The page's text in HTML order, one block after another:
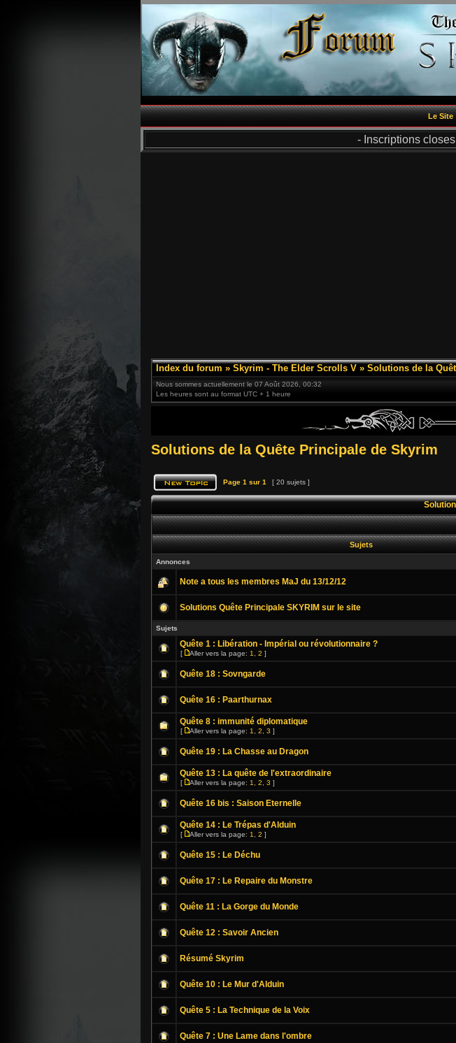
Le Site
- Inscriptions
Index du forum » Skyrim - The Elder Scrolls V » Solutions de la
Nous sommes actuellement le 07 Août 2026, 00:32
Les heures sont au format UTC + 1 heure
Solutions de la Quête Principale de Skyrim
Page 1 sur 1 [ 20 sujets ]
Sujets
Annonces
Note a tous les membres MaJ du 13/12/12
Solutions Quête Principale SKYRIM sur le site
Sujets
Quête 1 : Libération - Impérial ou révolutionnaire ?
[ Aller vers la page: 1 2 ]
Quête 18 : Sovngarde
Quête 16 : Paarthurnax
Quête 8 : immunité diplomatique
[ Aller vers la page: 1 2 3 ]
Quête 19 : La Chasse au Dragon
Quête 13 : La quête de l'extraordinaire
[ Aller vers la page: 1 2 3 ]
Quête 16 bis : Saison Eternelle
Quête 14 : Le Trépas d'Alduin
[ Aller vers la page: 1 2 ]
Quête 15 : Le Déchu
Quête 17 : Le Repaire du Monstre
Quête 11 : La Gorge du Monde
Quête 12 : Savoir Ancien
Résumé Skyrim
Quête 10 : Le Mur d'Alduin
Quête 5 : La Technique de la Voix
Quête 7 : Une Lame dans l'ombre